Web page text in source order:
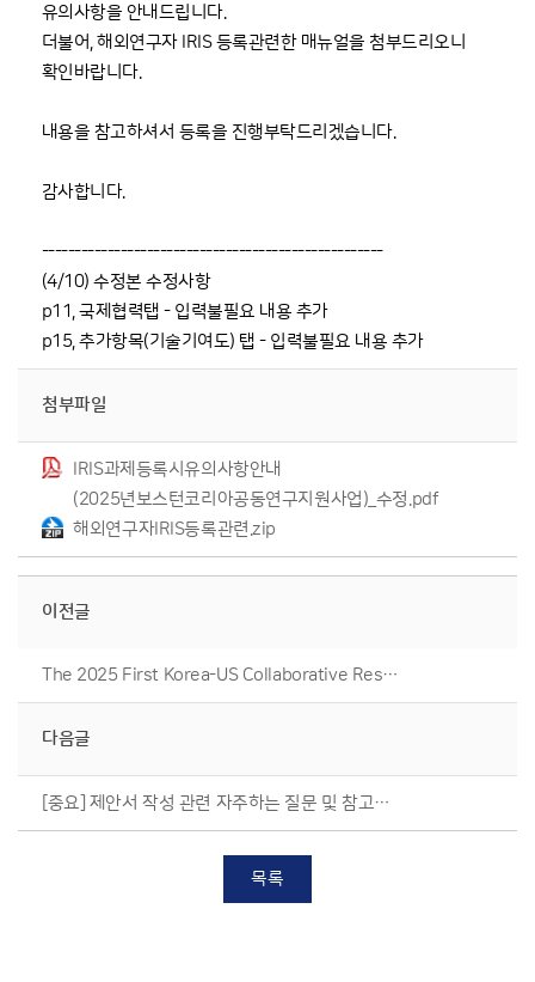
유의사항을 안내드립니다.
더불어, 해외연구자 IRIS 등록관련한 매뉴얼을 첨부드리오니
확인바랍니다.
내용을 참고하셔서 등록을 진행부탁드리겠습니다.
감사합니다.
----------------------------------------------------
(4/10) 수정본 수정사항
p11, 국제협력탭 - 입력불필요 내용 추가
p15, 추가항목(기술기여도) 탭 - 입력불필요 내용 추가
첨부파일
IRIS과제등록시유의사항안내
(2025년보스턴코리아공동연구지원사업)_수정.pdf
해외연구자IRIS등록관련.zip
이전글
The 2025 First Korea-US Collaborative Research Project for Public Announcement of New Project Applications(English ver.)
다음글
[중요] 제안서 작성 관련 자주하는 질문 및 참고사항 공지
목록